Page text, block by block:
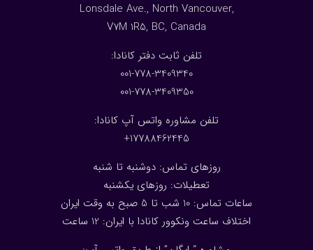
Lonsdale Ave., North Vancouver,
V7M 1R5, BC, Canada
:تلفن ثابت دفتر کانادا
001-778-3409340
001-778-3409350
تلفن مشاوره واتس آپ کانادا:
17788462445+
روزهای تماس: دوشنبه تا شنبه
تعطیلات: روزهای یکشنبه
ساعات تماس: 10 شب تا 5 صبح به وقت ایران
اختلاف ساعت ونکوور کانادا با ایران: 1 2 ساعت